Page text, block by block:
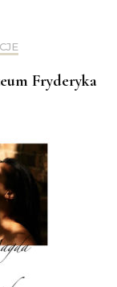
Fryderyka